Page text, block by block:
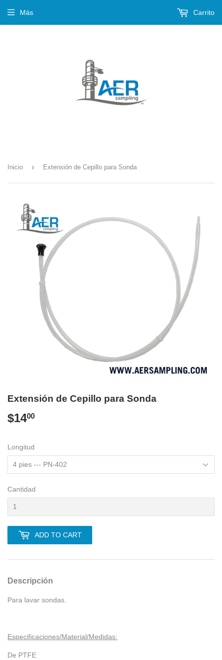
Más Carrito
Inicio › Extensión de Cepillo para Sonda
Extensión de Cepillo para Sonda
$1400
Longitud
Cantidad
ADD TO CART
Descripción
Para lavar sondas.
Especificaciones/Material/Medidas:
De PTFE